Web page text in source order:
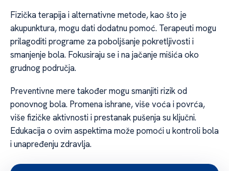
Fizička terapija i alternativne metode, kao što je
akupunktura, mogu dati dodatnu pomoć. Terapeuti mogu
prilagoditi programe za poboljšanje pokretljivosti i
smanjenje bola. Fokusiraju se i na jačanje mišića oko
grudnog područja.
Preventivne mere također mogu smanjiti rizik od
ponovnog bola. Promena ishrane, više voća i povrća,
više fizičke aktivnosti i prestanak pušenja su ključni.
Edukacija o ovim aspektima može pomoći u kontroli bola
i unapređenju zdravlja.